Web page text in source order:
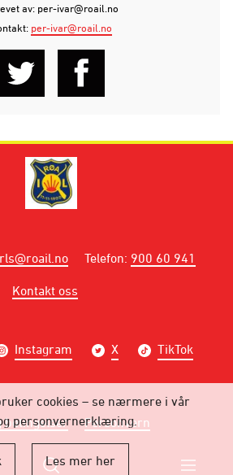
av: per-ivar@roail.no
per-ivar@roail.no
Telefon: 900 60 941
Kontakt oss
Instagram X TikTok
betingelser Personvern
cookies – se nærmere i vår
personvernerklæring.
Les mer her